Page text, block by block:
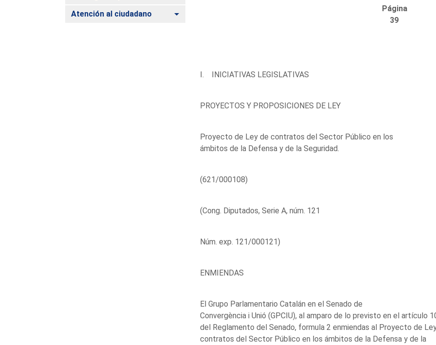
Atención al ciudadano Alternar
Página
39
I. INICIATIVAS LEGISLATIVAS
PROYECTOS Y PROPOSICIONES DE LEY
Proyecto de Ley de contratos del Sector Público en los
ámbitos de la Defensa y de la Seguridad.
(621/000108)
(Cong. Diputados, Serie A, núm. 121
Núm. exp. 121/000121)
ENMIENDAS
El Grupo Parlamentario Catalán en el Senado de
Convergència i Unió (GPCIU), al amparo de lo previsto en el artículo
del Reglamento del Senado, formula 2 enmiendas al Proyecto de
contratos del Sector Público en los ámbitos de la Defensa y de la